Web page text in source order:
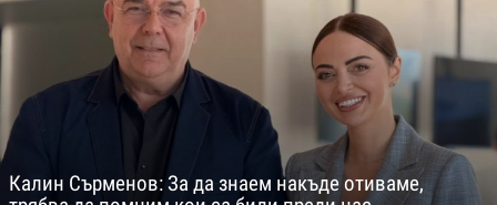
Калин Сърменов: За да знаем накъде отиваме,